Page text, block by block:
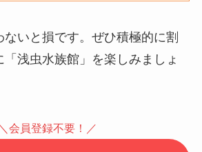
いと損です。ぜひ積極的に割
浅虫水族館」を楽しみましょ
＼会員登録不要！／